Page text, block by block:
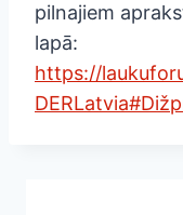
pilnajiem
lapā:
https://
DERLatvia